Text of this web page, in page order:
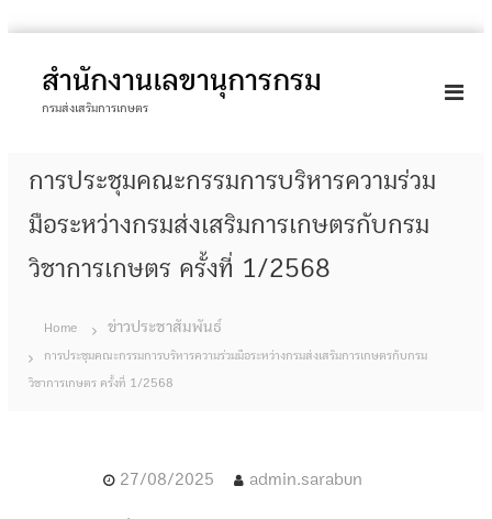
สำนักงานเลขานุการกรม
กรมส่งเสริมการเกษตร
การประชุมคณะกรรมการบริหารความร่วม
มือระหว่างกรมส่งเสริมการเกษตรกับกรม
วิชาการเกษตร ครั้งที่ 1/2568
Home ข่าวประชาสัมพันธ์
การประชุมคณะกรรมการบริหารความร่วมมือระหว่างกรมส่งเสริมการเกษตรกับกรม
วิชาการเกษตร ครั้งที่ 1/2568
27/08/2025 admin.sarabun